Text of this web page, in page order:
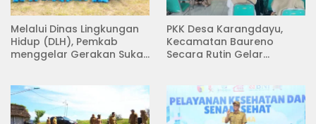
Melalui Dinas Lingkungan
Hidup (DLH), Pemkab
menggelar Gerakan Suka
PKK Desa Karangdayu,
Kecamatan Baureno
Secara Rutin Gelar